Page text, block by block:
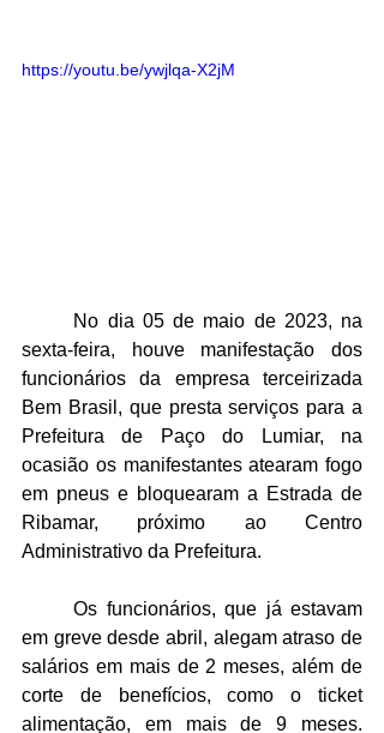
https://youtu.be/ywjlqa-X2jM
sexta-feira, houve manifestação dos
funcionários da empresa terceirizada
Bem Brasil, que presta serviços para a
Prefeitura de Paço do Lumiar, na
ocasião os manifestantes atearam fogo
em pneus e bloquearam a Estrada de
Ribamar, próximo ao Centro
Administrativo da Prefeitura.
	Os funcionários, que já estavam
em greve desde abril, alegam atraso de
salários em mais de 2 meses, além de
corte de benefícios, como o ticket
alimentação, em mais de 9 meses.